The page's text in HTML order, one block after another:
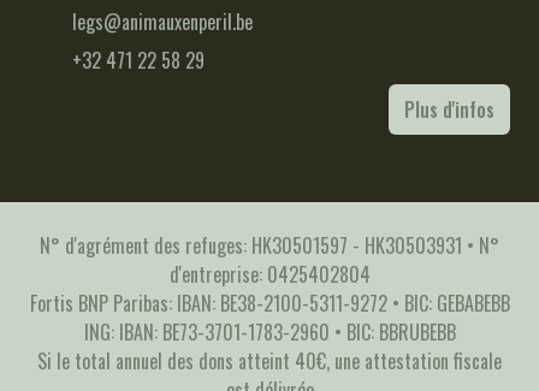
legs@animauxenperil.be
+32 471 22 58 29
Plus d'infos
N° d'agrément des refuges: HK30501597 - HK30503931 • N°
d'entreprise: 0425402804
Fortis BNP Paribas: IBAN: BE38-2100-5311-9272 • BIC: GEBABEBB
ING: IBAN: BE73-3701-1783-2960 • BIC: BBRUBEBB
Si le total annuel des dons atteint 40€, une attestation fiscale